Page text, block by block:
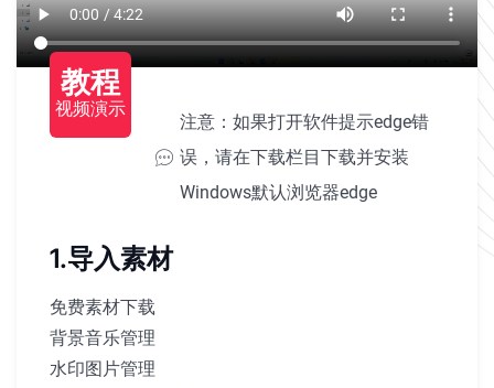
教程
视频演示
注意：如果打开软件提示edge错
误，请在下载栏目下载并安装
Windows默认浏览器edge
1.导入素材
免费素材下载
背景音乐管理
水印图片管理